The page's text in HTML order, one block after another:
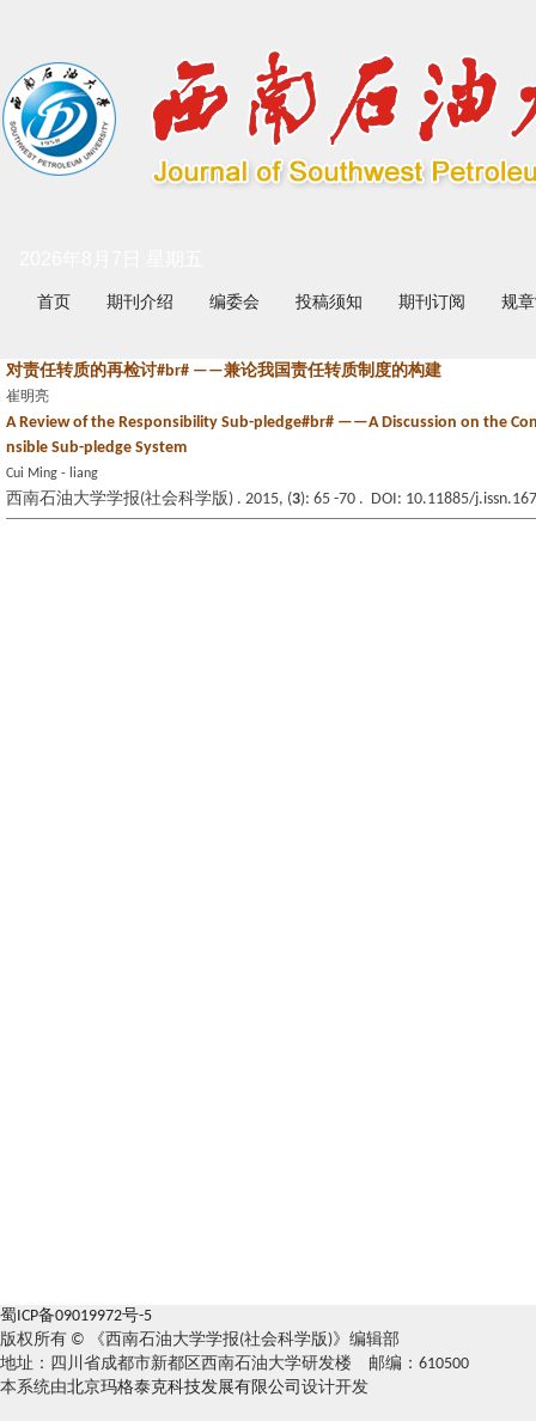
首页 期刊介绍 编委会 投稿须知 期刊订阅 规
对责任转质的再检讨#br# ——兼论我国责任转质制度的构建
崔明亮
A Review of the Responsibility Sub-pledge#br# ——A Discussion on the
nsible Sub-pledge System
Cui Ming - liang
西南石油大学学报(社会科学版) . 2015, (3): 65 -70 . DOI: 10.11885/
蜀ICP备09019972号-5
版权所有 © 《西南石油大学学报(社会科学版)》编辑部
地址：四川省成都市新都区西南石油大学研发楼 邮编：610500
本系统由北京玛格泰克科技发展有限公司 设计开发